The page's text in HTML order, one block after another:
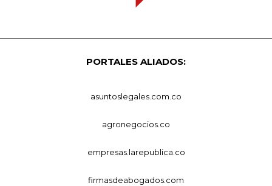
PORTALES ALIADOS:
asuntoslegales.com.co
agronegocios.co
empresas.larepublica.co
firmasdeabogados.com